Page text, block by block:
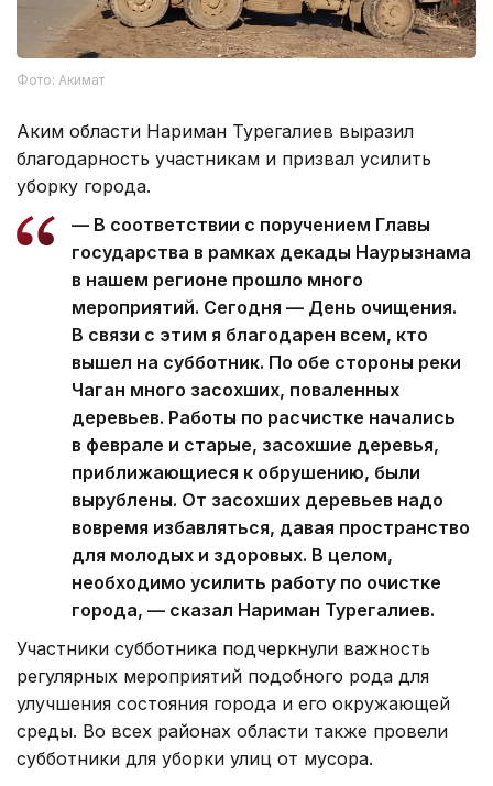
Фото: Акимат
Аким области Нариман Турегалиев выразил
благодарность участникам и призвал усилить
уборку города.
— В соответствии с поручением Главы
государства в рамках декады Наурызнама
в нашем регионе прошло много
мероприятий. Сегодня — День очищения.
В связи с этим я благодарен всем, кто
вышел на субботник. По обе стороны реки
Чаган много засохших, поваленных
деревьев. Работы по расчистке начались
в феврале и старые, засохшие деревья,
приближающиеся к обрушению, были
вырублены. От засохших деревьев надо
вовремя избавляться, давая пространство
для молодых и здоровых. В целом,
необходимо усилить работу по очистке
города, — сказал Нариман Турегалиев.
Участники субботника подчеркнули важность
регулярных мероприятий подобного рода для
улучшения состояния города и его окружающей
среды. Во всех районах области также провели
субботники для уборки улиц от мусора.